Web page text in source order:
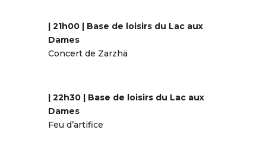
| 21h00 | Base de loisirs du Lac aux
Dames
Concert de Zarzhä
| 22h30 | Base de loisirs du Lac aux
Dames
Feu d’artifice